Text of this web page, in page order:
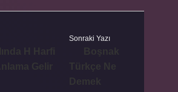
Sonraki Yazı